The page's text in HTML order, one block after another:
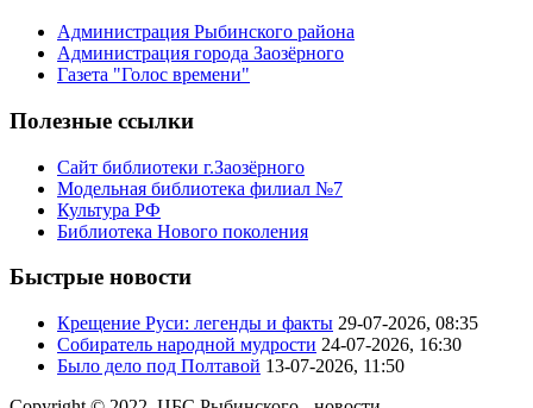
Администрация Рыбинского района
Администрация города Заозёрного
Газета "Голос времени"
Полезные ссылки
Сайт библиотеки г.Заозёрного
Модельная библиотека филиал №7
Культура РФ
Библиотека Нового поколения
Быстрые новости
Крещение Руси: легенды и факты 29-07-2026, 08:35
Собиратель народной мудрости 24-07-2026, 16:30
Было дело под Полтавой 13-07-2026, 11:50